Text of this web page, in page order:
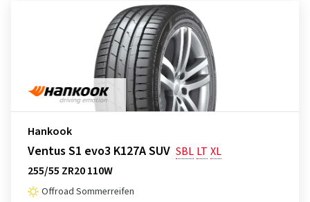
Hankook
Ventus S1 evo3 K127A SUV SBL LT XL
255/55 ZR20 110W
Offroad Sommerreifen